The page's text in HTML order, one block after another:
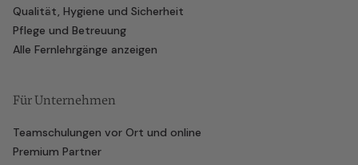
Qualität, Hygiene und Sicherheit
Pflege und Betreuung
Alle Fernlehrgänge anzeigen
Für Unternehmen
Teamschulungen vor Ort und online
Premium Partner